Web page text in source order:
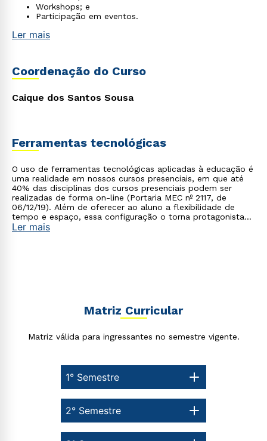
Workshops; e
Participação em eventos.
Ler mais
Coordenação do Curso
Caique dos Santos Sousa
Ferramentas tecnológicas
O uso de ferramentas tecnológicas aplicadas à educação é
uma realidade em nossos cursos presenciais, em que até
40% das disciplinas dos cursos presenciais podem ser
realizadas de forma on-line (Portaria MEC nº 2117, de
06/12/19). Além de oferecer ao aluno a flexibilidade de
tempo e espaço, essa configuração o torna protagonista
no processo de construção do seu conhecimento.
Ler mais
Matriz Curricular
Matriz válida para ingressantes no semestre vigente.
1° Semestre
2° Semestre